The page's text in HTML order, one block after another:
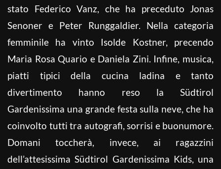
stato Federico Vanz, che ha preceduto Jonas
Senoner e Peter Runggaldier. Nella categoria
femminile ha vinto Isolde Kostner, precendo
Maria Rosa Quario e Daniela Zini. Infine, musica,
piatti tipici della cucina ladina e tanto
divertimento hanno reso la Südtirol
Gardenissima una grande festa sulla neve, che ha
coinvolto tutti tra autografi, sorrisi e buonumore.
Domani toccherà, invece, ai ragazzini
dell’attesissima Südtirol Gardenissima Kids, una